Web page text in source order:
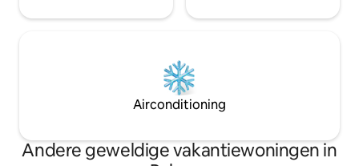
Genting Highlands Premium Outlets - 25
Kuala Kubu Bharu - 21 km (30 minuten
rijden) Chiling Waterfalls - 33 km (40
Airconditioning
Andere geweldige vakantiewoningen in